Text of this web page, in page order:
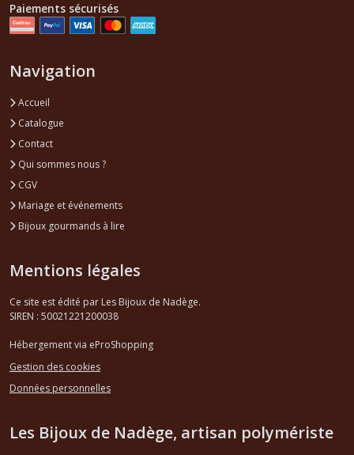
Paiements sécurisés
Navigation
Accueil
Catalogue
Contact
Qui sommes nous ?
CGV
Mariage et événements
Bijoux gourmands à lire
Mentions légales
Ce site est édité par Les Bijoux de Nadège.
SIREN : 50021221200038
Hébergement via eProShopping
Gestion des cookies
Données personnelles
Les Bijoux de Nadège, artisan polymériste